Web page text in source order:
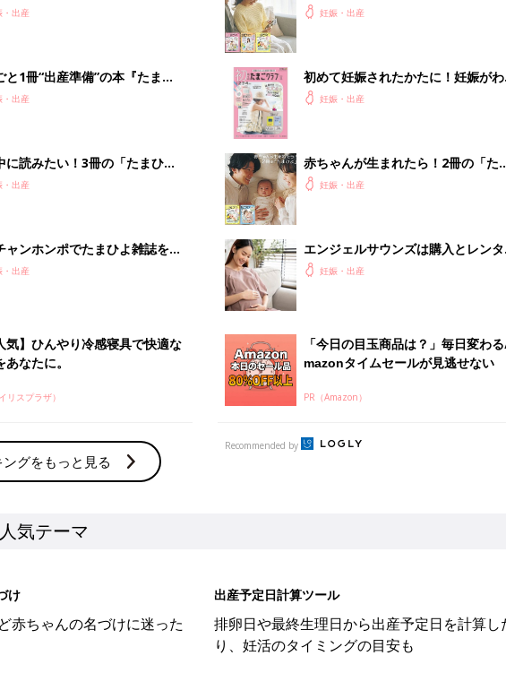
あなたに。
リスプラザ）
ングをもっと見る
mazonタイムセールが見逃せない
PR（Amazon）
気テーマ
出産予定日計算ツール
り、妊活のタイミングの目安も
」出産レポート
寄せられた先輩ママの出産
お金・手続き
出産費用やもらえるお金・必要な手続きを知ろ
を使った男の子の漢字の意味と読み、実例も [赤ちゃんの名づけ・命名]